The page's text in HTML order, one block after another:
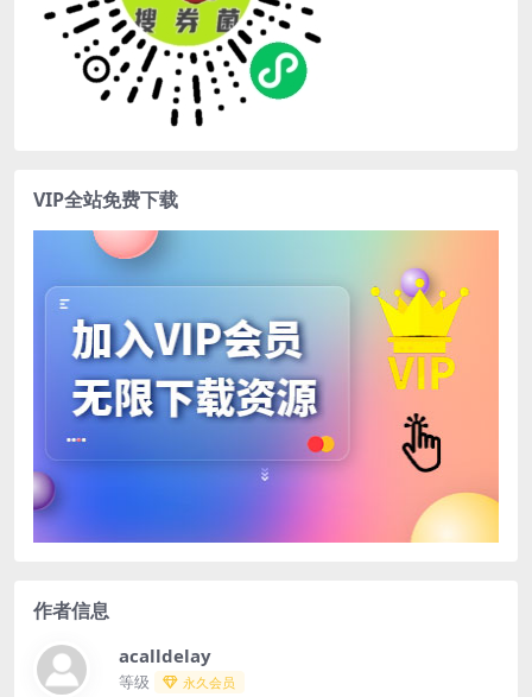
VIP全站免费下载
作者信息
acalldelay
等级 永久会员